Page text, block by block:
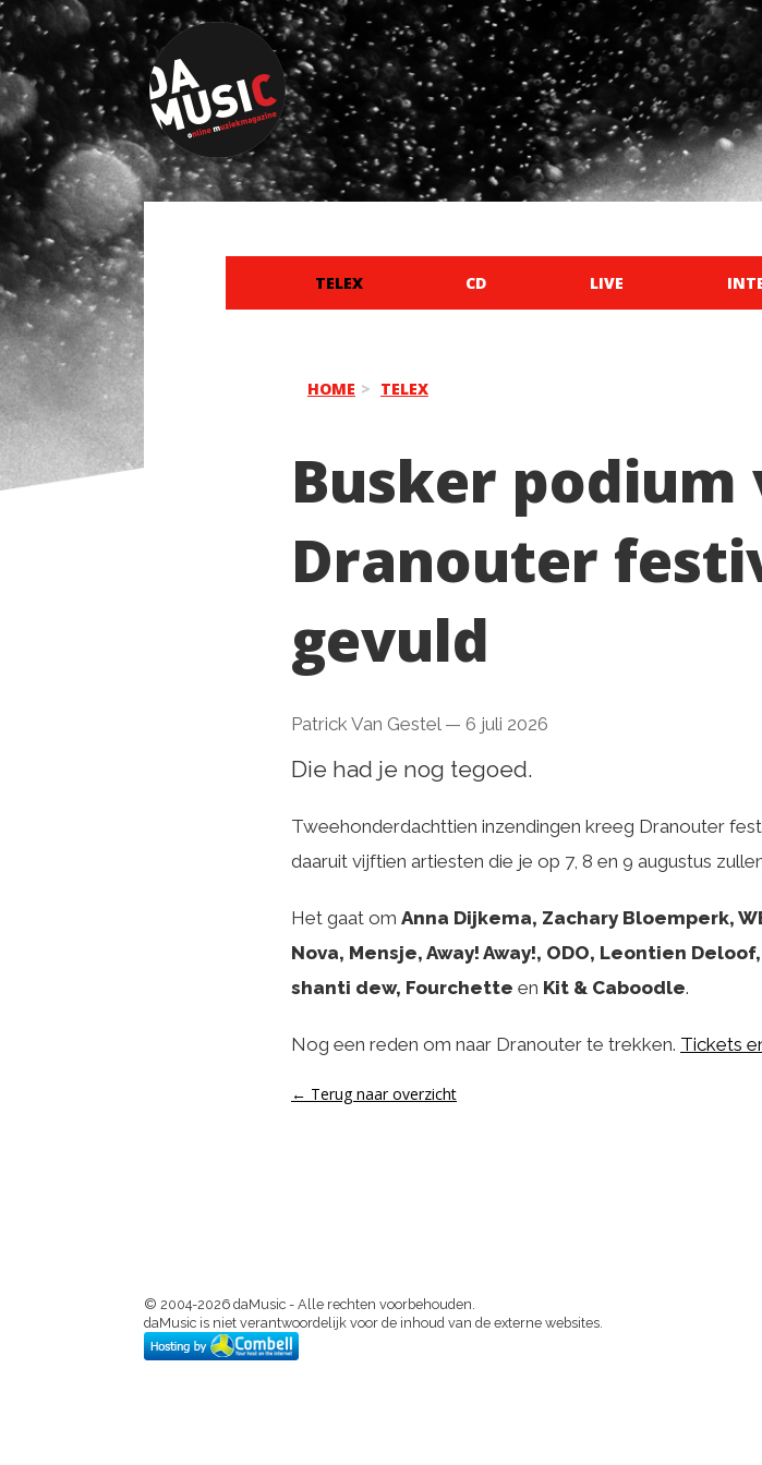
TELEX CD LIVE
HOME TELEX
Busker podium
Dranouter
gevuld
Patrick Van Gestel— 6 juli 2026
Die had je nog tegoed.
Tweehonderdachttien inzendingen kreeg Dranouter
daaruit vijftien artiesten die je op 7, 8 en 9 augustus
Het gaat om Anna Dijkema, Zachary Bloemperk,
Nova, Mensje, Away! Away!, ODO, Leontien
shanti dew, Fourchette en Kit & Caboodle.
Nog een reden om naar Dranouter te trekken. Tickets
← Terug naar overzicht
© 2004-2026 daMusic - Alle rechten voorbehouden.
daMusic is niet verantwoordelijk voor de inhoud van de externe websites.